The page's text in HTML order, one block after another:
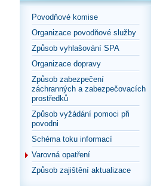
Povodňové komise
Organizace povodňové služby
Způsob vyhlašování SPA
Organizace dopravy
Způsob zabezpečení
záchranných a zabezpečovacích
prostředků
Způsob vyžádání pomoci při
povodni
Schéma toku informací
Varovná opatření
Způsob zajištění aktualizace